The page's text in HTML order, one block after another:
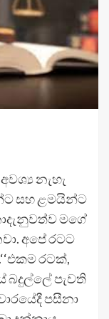
නැහැ
සහ ළමයින්ට
මගේ
අපේ රටට
රටක්,
බදුල්ලේ පැවති
පසීනා